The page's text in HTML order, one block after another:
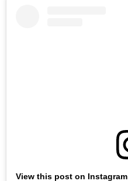
View this post on Instagram